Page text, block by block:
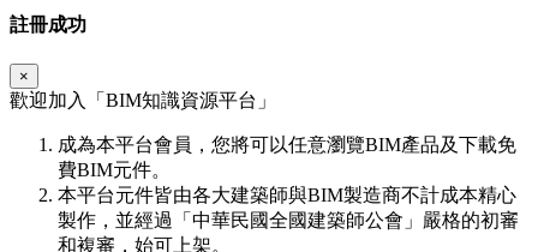
註冊成功
×
歡迎加入「 BIM知識資源平台」
成為本平台會員，您將可以任意瀏覽BIM產品及下載免
費BIM元件。
本平台元件皆由各大建築師與BIM製造商不計成本精心
製作，並經過「中華民國全國建築師公會」嚴格的初審
和複審，始可上架。